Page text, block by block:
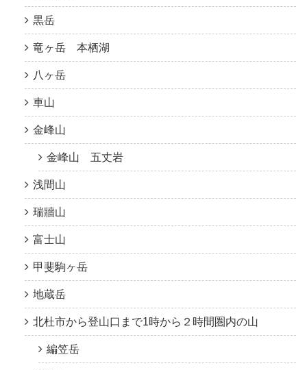
黒岳
竜ヶ岳 本栖湖
八ヶ岳
車山
金峰山
金峰山 五丈岩
浅間山
瑞牆山
富士山
甲斐駒ヶ岳
地蔵岳
北杜市から登山口まで1時から２時間圏内の山
編笠岳